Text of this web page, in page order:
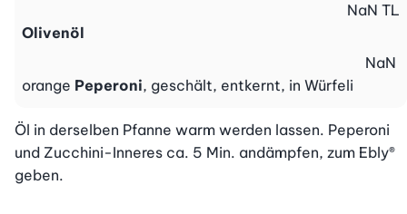
Olivenöl
NaN TL
orange Peperoni, geschält, entkernt, in Würfeli
NaN
Öl in derselben Pfanne warm werden lassen. Peperoni
und Zucchini-Inneres ca. 5 Min. andämpfen, zum Ebly®
geben.